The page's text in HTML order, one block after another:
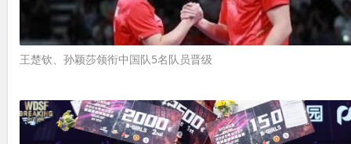
王楚钦、孙颖莎领衔中国队5名队员晋级